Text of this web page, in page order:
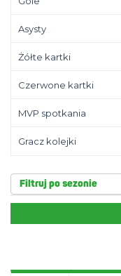
Asysty
Żółte kartki
Czerwone kartki
MVP spotkania
Gracz kolejki
Filtruj po sezonie